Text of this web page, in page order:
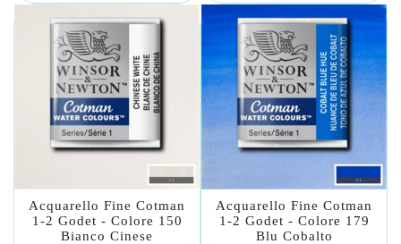
Acquarello Fine Cotman
1-2 Godet - Colore 150
Bianco Cinese
Acquarello Fine Cotman
1-2 Godet - Colore 179
Blu Cobalto